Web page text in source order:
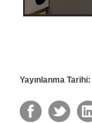
Yayınlanma Tarihi: